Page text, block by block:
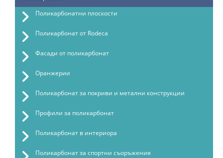
Поликарбонатни плоскости
Поликарбонат от Rodeca
Фасади от поликарбонат
Оранжерии
Поликарбонат за покриви и метални конструкции
Профили за поликарбонат
Поликарбонат в интериора
Поликарбонат за спортни съоръжения